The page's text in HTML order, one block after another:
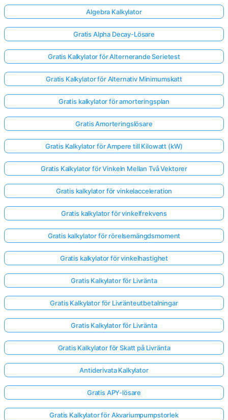
Algebra Kalkylator
Gratis Alpha Decay-Lösare
Gratis Kalkylator för Alternerande Serietest
Gratis Kalkylator för Alternativ Minimumskatt
Gratis kalkylator för amorteringsplan
Gratis Amorteringslösare
Gratis Kalkylator för Ampere till Kilowatt (kW)
Gratis Kalkylator för Vinkeln Mellan Två Vektorer
Gratis kalkylator för vinkelacceleration
Gratis kalkylator för vinkelfrekvens
Gratis kalkylator för rörelsemängdsmoment
Gratis kalkylator för vinkelhastighet
Gratis Kalkylator för Livränta
Gratis Kalkylator för Livränteutbetalningar
Gratis Kalkylator för Livränta
Gratis Kalkylator för Skatt på Livränta
Antiderivata Kalkylator
Gratis APY-lösare
Gratis Kalkylator för Akvariumpumpstorlek